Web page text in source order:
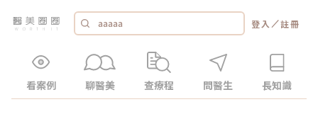
登入 ／註冊
看案例 聊醫美 查療程 問醫生 長知識